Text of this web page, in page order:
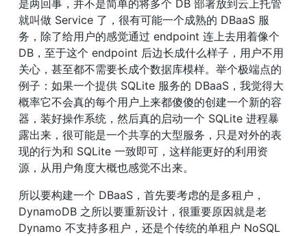
是两回事，并不是简单的将多个 DB 部署放到云上托管
就叫做 Service 了，很有可能一个成熟的 DBaaS 服
务，除了给用户的感觉通过 endpoint 连上去用着像个
DB，至于这个 endpoint 后边长成什么样子，用户不用
关心，甚至都不需要长成个数据库模样。举个极端点的
例子：如果一个提供 SQLite 服务的 DBaaS，我觉得大
概率它不会真的每个用户上来都傻傻的创建一个新的容
器，装好操作系统，然后真的启动一个 SQLite 进程暴
露出来，很可能是一个共享的大型服务，只是对外的表
现的行为和 SQLite 一致即可，这样能更好的利用资
源，从用户角度大概也感觉不出来。
所以要构建一个 DBaaS，首先要考虑的是多租户，
DynamoDB 之所以要重新设计，很重要原因就是老
Dynamo 不支持多租户，还是个传统的单租户 NoSQL